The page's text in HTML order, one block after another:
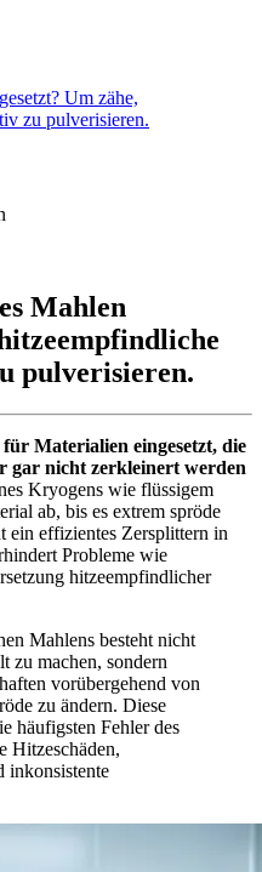
Um zähe,
zu pulverisieren.
Mahlen
pulverisieren.
Materialien eingesetzt, die
gar nicht zerkleinert werden
Kryogens wie flüssigem
ab, bis es extrem spröde
ein effizientes Zersplittern in
Probleme wie
hitzeempfindlicher
Mahlens besteht nicht
zu machen, sondern
vorübergehend von
zu ändern. Diese
häufigsten Fehler des
Hitzeschäden,
inkonsistente